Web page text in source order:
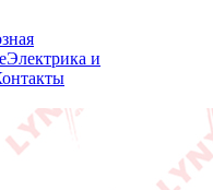
Электрика и